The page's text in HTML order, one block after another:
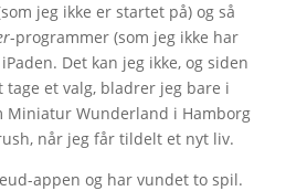
jeg ikke er startet på) og så
-programmer (som jeg ikke har
Det kan jeg ikke, og siden
tage et valg, bladrer jeg bare i
Miniatur Wunderland i Hamborg
når jeg får tildelt et nyt liv.
appen og har vundet to spil.